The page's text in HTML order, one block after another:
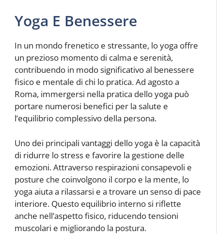
Yoga E Benessere
In un mondo frenetico e stressante, lo yoga offre
un prezioso momento di calma e serenità,
contribuendo in modo significativo al benessere
fisico e mentale di chi lo pratica. Ad agosto a
Roma, immergersi nella pratica dello yoga può
portare numerosi benefici per la salute e
l’equilibrio complessivo della persona.
Uno dei principali vantaggi dello yoga è la capacità
di ridurre lo stress e favorire la gestione delle
emozioni. Attraverso respirazioni consapevoli e
posture che coinvolgono il corpo e la mente, lo
yoga aiuta a rilassarsi e a trovare un senso di pace
interiore. Questo equilibrio interno si riflette
anche nell’aspetto fisico, riducendo tensioni
muscolari e migliorando la postura.